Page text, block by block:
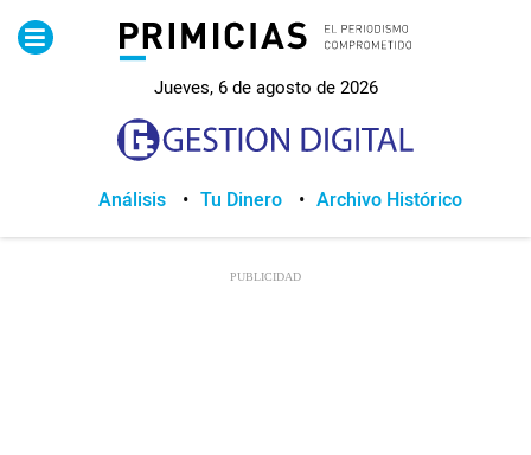
Jueves, 6 de agosto de 2026
Lo Último
Política
Análisis Tu Dinero Archivo Histórico